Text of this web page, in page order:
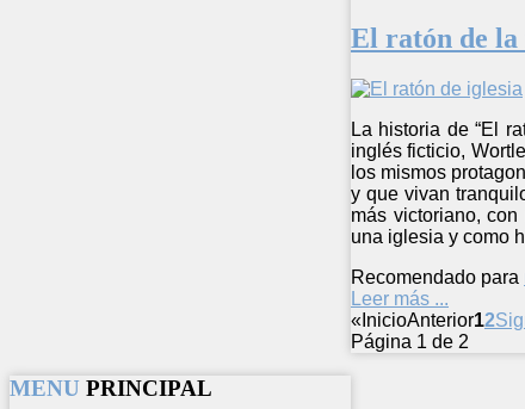
El ratón de la
La historia de “El
inglés ficticio,
los mismos
y que vivan
más victoriano,
una iglesia y como
Recomendado para
Leer más ...
« InicioAnterior12
Página 1 de 2
MENU PRINCIPAL